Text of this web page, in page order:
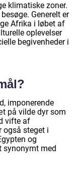
klimatiske zoner.
Generelt er
Afrika i løbet af
oplevelser
begivenheder i
imponerende
på vilde dyr som
vifte af
også steget i
og
synonymt med